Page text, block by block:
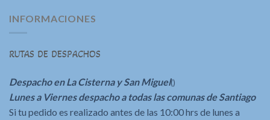
INFORMACIONES
RUTAS DE DESPACHOS
Despacho en La Cisterna y San Miguel()
Lunes a Viernes despacho a todas las comunas de Santiago
Si tu pedido es realizado antes de las 10:00 hrs de lunes a